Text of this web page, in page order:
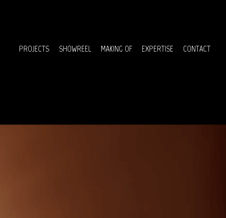
PROJECTS
SHOWREEL MAKING OF EXPERTISE CONTACT